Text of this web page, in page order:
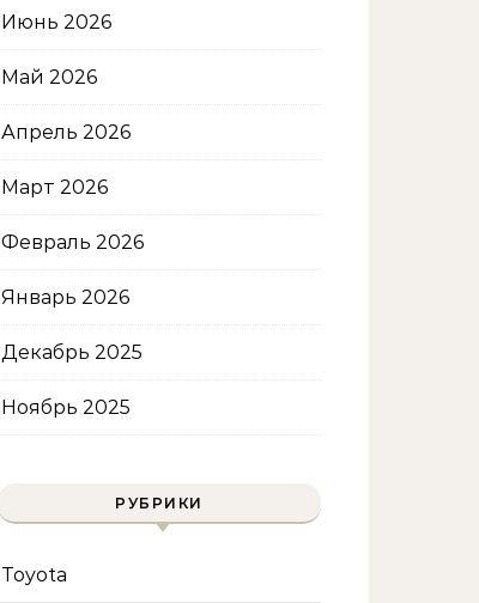
Июнь 2026
Май 2026
Апрель 2026
Март 2026
Февраль 2026
Январь 2026
Декабрь 2025
Ноябрь 2025
РУБРИКИ
Toyota